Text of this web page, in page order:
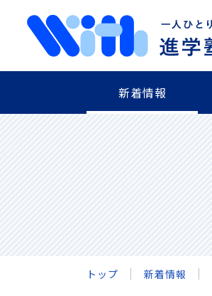
新着情報
トップ 新着情報